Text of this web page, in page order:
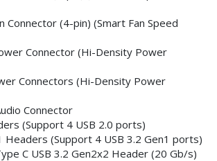
Connector (4-pin) (Smart Fan Speed
Connector (Hi-Density Power
Connectors (Hi-Density Power
Connector
(Support 4 USB 2.0 ports)
Headers (Support 4 USB 3.2 Gen1 ports)
C USB 3.2 Gen2x2 Header (20 Gb/s)